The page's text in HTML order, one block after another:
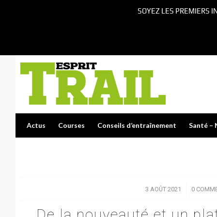
Actus Courses Conseils d’entraînement Santé –
3 AOÛT 2021
/ 0
SOYEZ LES PREMIERS